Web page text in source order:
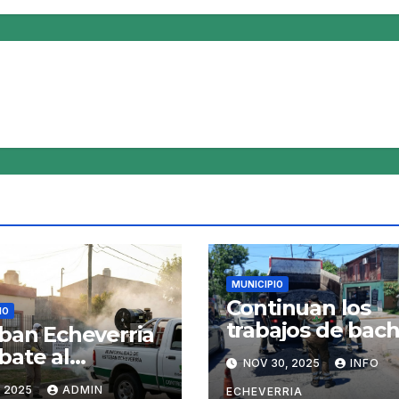
Echeverria
al
del
2025 ADMIN
MUNICIPIO
Continuan los
trabajos de
en 9 de Abril
NOV 30, 2025 INFO
ECHEVERRIA